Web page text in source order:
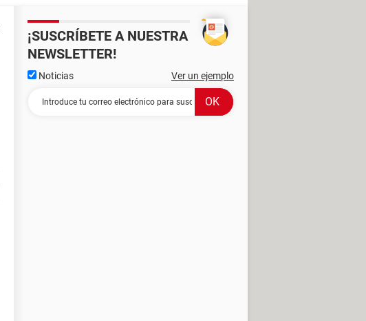
¡SUSCRÍBETE A NUESTRA
NEWSLETTER!
Noticias Ver un ejemplo